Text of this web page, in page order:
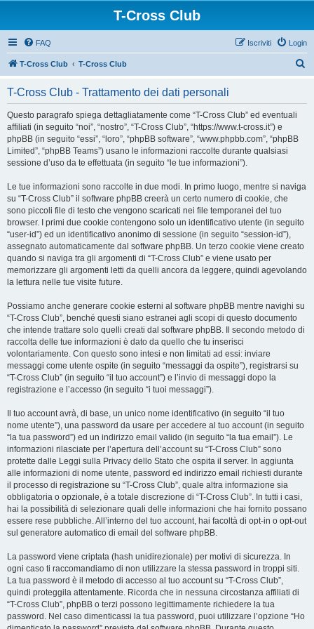
T-Cross Club
FAQ Login
Iscriviti
T-Cross Club T-Cross Club
T-Cross Club - Trattamento dei dati personali
Questo paragrafo spiega dettagliatamente come “T-Cross Club” ed eventuali
affiliati (in seguito “noi”, “nostro”, “T-Cross Club”, “https://www.t-cross.it”) e
phpBB (in seguito “essi”, “loro”, “phpBB software”, “www.phpbb.com”, “phpBB
Limited”, “phpBB Teams”) usano le informazioni raccolte durante qualsiasi
sessione d’uso da te effettuata (in seguito “le tue informazioni”).
Le tue informazioni sono raccolte in due modi. In primo luogo, mentre si naviga
su “T-Cross Club” il software phpBB creerà un certo numero di cookie, che
sono piccoli file di testo che vengono scaricati nei file temporanei del tuo
browser. I primi due cookie contengono solo un identificativo utente (in seguito
“user-id”) ed un identificativo anonimo di sessione (in seguito “session-id”),
assegnato automaticamente dal software phpBB. Un terzo cookie viene creato
quando si naviga tra gli argomenti di “T-Cross Club” e viene usato per
memorizzare gli argomenti letti da quelli ancora da leggere, quindi agevolando
la lettura nelle tue visite future.
Possiamo anche generare cookie esterni al software phpBB mentre navighi su
“T-Cross Club”, benché questi siano estranei agli scopi di questo documento
che intende trattare solo quelli creati dal software phpBB. Il secondo metodo di
raccolta delle tue informazioni è dato da quello che tu inserisci
volontariamente. Con questo sono intesi e non limitati ad essi: inviare
messaggi come utente ospite (in seguito “messaggi da ospite”), registrarsi su
“T-Cross Club” (in seguito “il tuo account”) e l’invio di messaggi dopo la
registrazione e l’accesso (in seguito “i tuoi messaggi”).
Il tuo account avrà, di base, un unico nome identificativo (in seguito “il tuo
nome utente”), una password da usare per accedere al tuo account (in seguito
“la tua password”) ed un indirizzo email valido (in seguito “la tua email”). Le
informazioni rilasciate per l’apertura dell’account su “T-Cross Club” sono
protette dalle Leggi sulla Privacy dello Stato che ospita il server. In aggiunta
alle informazioni di nome utente, password ed indirizzo email richiesti durante
il processo di registrazione su “T-Cross Club”, quale altra informazione sia
obbligatoria o opzionale, è a totale discrezione di “T-Cross Club”. In tutti i casi,
hai la possibilità di selezionare quali delle informazioni che hai fornito possano
essere rese pubbliche. All’interno del tuo account, hai facoltà di opt-in o opt-out
sul generatore automatico di email del software phpBB.
La password viene criptata (hash unidirezionale) per motivi di sicurezza. In
ogni caso ti raccomandiamo di non utilizzare la stessa password in troppi siti.
La tua password è il metodo di accesso al tuo account su “T-Cross Club”,
quindi proteggila attentamente. Ricorda che in nessuna circostanza affiliati di
“T-Cross Club”, phpBB o terzi possono legittimamente richiedere la tua
password. Nel caso dimenticassi la tua password, puoi utilizzare l’opzione “Ho